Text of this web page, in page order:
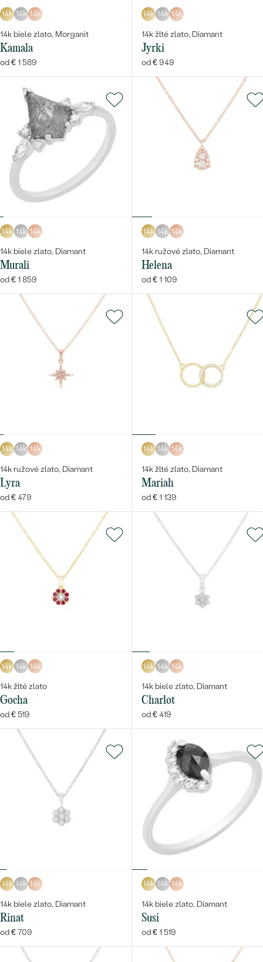
14k 14k 14k
14k biele zlato, Morganit
Kamala
od € 1 589
14k 14k 14k
14k žlté zlato, Diamant
Jyrki
od € 949
14k 14k 14k
14k biele zlato, Diamant
Murali
od € 1 859
14k 14k 14k
14k ružové zlato, Diamant
Helena
od € 1 109
14k 14k 14k
14k ružové zlato, Diamant
Lyra
od € 479
14k 14k 14k
14k žlté zlato, Diamant
Mariah
od € 1 139
14k 14k 14k
14k žlté zlato
Gocha
od € 519
14k 14k 14k
14k biele zlato, Diamant
Charlot
od € 419
14k 14k 14k
14k biele zlato, Diamant
Rinat
od € 709
14k 14k 14k
14k biele zlato, Diamant
Susi
od € 1 519